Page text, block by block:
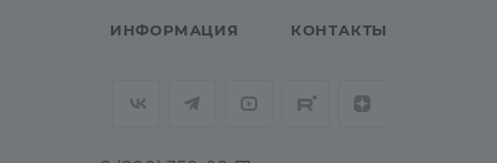
ИНФОРМАЦИЯ КОНТАКТЫ